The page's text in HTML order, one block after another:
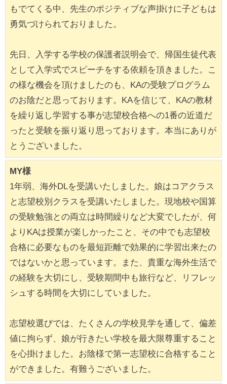
もでてくる中、先生のポジティブな声掛けに子どもは
勇気づけられておりました。
先日、入学する学校の保護者説明会で、帰国生徒代表
として入学式でスピーチをする依頼を頂きました。こ
の様な機会を頂けましたのも、KAの受験プログラム
のお陰だと思っております。KAを信じて、KAの教材
を繰り返し学習する事が志望校合格への1番の近道だ
ったと受験を振り返り思っております。本当にありが
とうございました。
MY様
1年弱、海外DLを受講いたしました。娘はコアクラス
と志望校別クラスを受講いたしました。現地校や国算
の受験勉強との両立は時間繰りなど大変でしたが、何
よりKAは授業が楽しかったこと、その中でも志望校
合格に必要なものを最短距離で効果的に学習出来たの
ではないかと思っています。また、貴重な海外生活で
の経験を大切にし、受験期間中も旅行など、リフレッ
シュする時間を大切にしていました。
志望校選びでは、たくさんの学校見学を通して、偏差
値に拘らず、娘が行きたい学校を最大限尊重すること
を心掛けました。お陰様で第一志望校に合格すること
ができました。有難うございました。